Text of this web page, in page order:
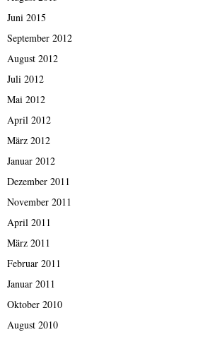
Juni 2015
September 2012
August 2012
Juli 2012
Mai 2012
April 2012
März 2012
Januar 2012
Dezember 2011
November 2011
April 2011
März 2011
Februar 2011
Januar 2011
Oktober 2010
August 2010